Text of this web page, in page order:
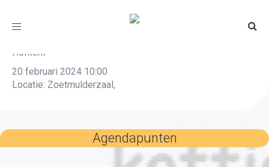
Toggle
Koffieochtend met Netty
Hofkerk
20 februari 2024 10:00
Locatie: Zoetmulderzaal,
Agendapunten